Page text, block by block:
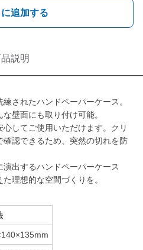
追加する
説明
されたハンドペーパーケース。
壁面にも取り付け可能。
してご使用いただけます。クリ
認できるため、突然の切れを防
演出するハンドペーパーケース
理想的な空間づくりを。